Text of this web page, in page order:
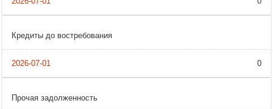
Кредиты до востребования
0
Прочая задолженность